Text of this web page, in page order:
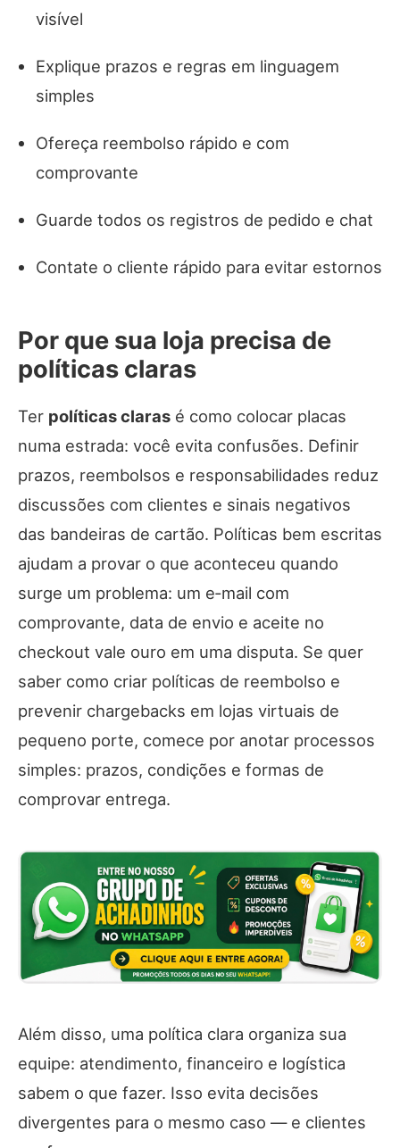
visível
Explique prazos e regras em linguagem
simples
Ofereça reembolso rápido e com
comprovante
Guarde todos os registros de pedido e chat
Contate o cliente rápido para evitar estornos
Por que sua loja precisa de
políticas claras
Ter políticas claras é como colocar placas
numa estrada: você evita confusões. Definir
prazos, reembolsos e responsabilidades reduz
discussões com clientes e sinais negativos
das bandeiras de cartão. Políticas bem escritas
ajudam a provar o que aconteceu quando
surge um problema: um e‑mail com
comprovante, data de envio e aceite no
checkout vale ouro em uma disputa. Se quer
saber como criar políticas de reembolso e
prevenir chargebacks em lojas virtuais de
pequeno porte, comece por anotar processos
simples: prazos, condições e formas de
comprovar entrega.
Além disso, uma política clara organiza sua
equipe: atendimento, financeiro e logística
sabem o que fazer. Isso evita decisões
divergentes para o mesmo caso — e clientes